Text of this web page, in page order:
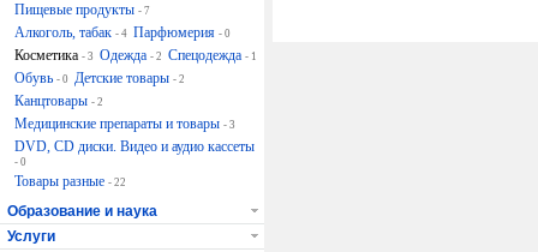
Пищевые продукты - 7
Алкоголь, табак - 4 Парфюмерия - 0
Косметика - 3 Одежда - 2 Спецодежда - 1
Обувь - 0 Детские товары - 2
Канцтовары - 2
Медицинские препараты и товары - 3
DVD, CD диски. Видео и аудио кассеты
- 0
Товары разные - 22
Образование и наука
Услуги